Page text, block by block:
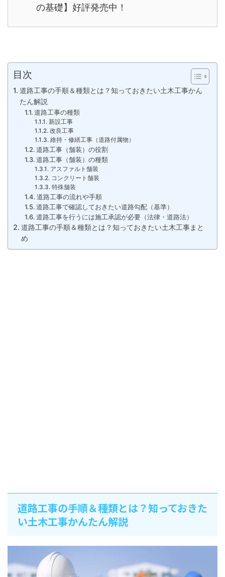
の基礎】好評発売中！
目次
道路工事の手順＆種類とは？知っておきたい土木工事かん
たん解説
道路工事の種類
新設工事
改良工事
維持・修繕工事（道路付属物）
道路工事（舗装）の役割
道路工事（舗装）の種類
アスファルト舗装
コンクリート舗装
特殊舗装
道路工事の流れや手順
道路工事で確認しておきたい道路勾配（基準）
道路工事を行うには施工承認が必要（法律・道路法）
道路工事の手順＆種類とは？知っておきたい土木工事まと
め
道路工事の手順＆種類とは？知っておきた
い土木工事かんたん解説